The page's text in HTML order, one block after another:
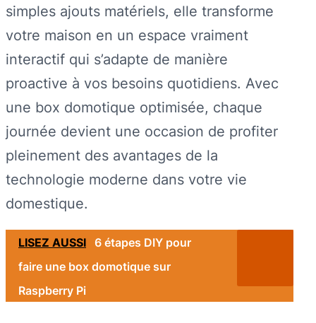
simples ajouts matériels, elle transforme
votre maison en un espace vraiment
interactif qui s’adapte de manière
proactive à vos besoins quotidiens. Avec
une box domotique optimisée, chaque
journée devient une occasion de profiter
pleinement des avantages de la
technologie moderne dans votre vie
domestique.
LISEZ AUSSI 6 étapes DIY pour
faire une box domotique sur
Raspberry Pi